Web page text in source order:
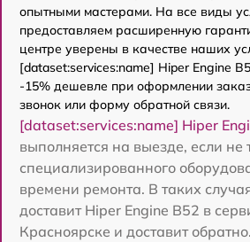
опытными мастерами. На все виды
предоставляем расширенную
центре уверены в качестве наших
[dataset:services:name] Hiper Engine
-15% дешевле при оформлении
звонок или форму обратной связи.
[dataset:services:name] Hiper
выполняется на выезде, если не
специализированного
времени ремонта. В таких
доставит Hiper Engine B52 в
Красноярске и доставит обратно.